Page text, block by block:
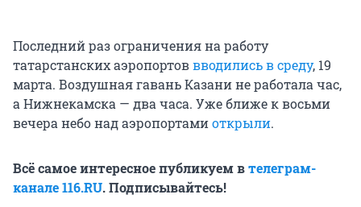
Последний раз ограничения на работу
татарстанских аэропортоввводились в среду, 19
марта. Воздушная гавань Казани не работала час,
а Нижнекамска — два часа. Уже ближе к восьми
вечера небо над аэропортамиоткрыли.
Всё самое интересное публикуем втелеграм-
канале 116.RU. Подписывайтесь!